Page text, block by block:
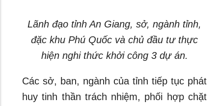
Lãnh đạo tỉnh An Giang, sở, ngành tỉnh,
đặc khu Phú Quốc và chủ đầu tư thực
hiện nghi thức khởi công 3 dự án.
Các sở, ban, ngành của tỉnh tiếp tục phát
huy tinh thần trách nhiệm, phối hợp chặt